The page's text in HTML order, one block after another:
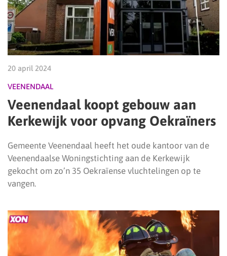
20 april 2024
VEENENDAAL
Veenendaal koopt gebouw aan
Kerkewijk voor opvang Oekraïners
Gemeente Veenendaal heeft het oude kantoor van de
Veenendaalse Woningstichting aan de Kerkewijk
gekocht om zo’n 35 Oekraïense vluchtelingen op te
vangen.